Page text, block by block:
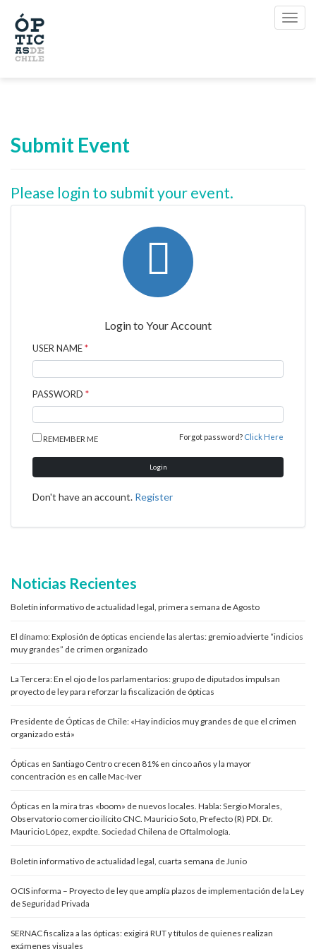
Submit Event
Please login to submit your event.

Login to Your Account
USER NAME*
PASSWORD *
REMEMBER ME Forgot password? Click Here
Login
Don't have an account. Register
Noticias Recientes
Boletín informativo de actualidad legal, primera semana de Agosto
El dínamo: Explosión de ópticas enciende las alertas: gremio advierte “indicios
muy grandes” de crimen organizado
La Tercera: En el ojo de los parlamentarios: grupo de diputados impulsan
proyecto de ley para reforzar la fiscalización de ópticas
Presidente de Ópticas de Chile: «Hay indicios muy grandes de que el crimen
organizado está»
Ópticas en Santiago Centro crecen 81% en cinco años y la mayor
concentración es en calle Mac-Iver
Ópticas en la mira tras «boom» de nuevos locales. Habla: Sergio Morales,
Observatorio comercio ilícito CNC. Mauricio Soto, Prefecto (R) PDI. Dr.
Mauricio López, expdte. Sociedad Chilena de Oftalmología.
Boletín informativo de actualidad legal, cuarta semana de Junio
OCIS informa – Proyecto de ley que amplía plazos de implementación de la Ley
de Seguridad Privada
SERNAC fiscaliza a las ópticas: exigirá RUT y títulos de quienes realizan
exámenes visuales